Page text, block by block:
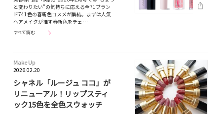
と変わりたい”の気持ちに応える全71ブラン
ド741色の春新色コスメが集結。まずは人気
ヘアメイクが推す春新色をチェ…
すべて読む
Make Up
2026.02.20
シャネル「ルージュ ココ」が
リニューアル！リップスティ
ック15色を全色スウォッチ